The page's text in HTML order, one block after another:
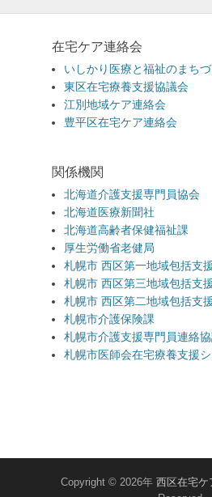
在宅ケア連絡会
いしかり医療と福祉のまち
東区在宅療養支援協議会
江別地域ケア連絡会
豊平区在宅ケア連絡会
関係機関
北海道介護支援専門員協会
北海道医療新聞社
北海道高齢者保健福祉課
厚生労働省老健局
札幌市 西区第一地域包括支
札幌市 西区第三地域包括支
札幌市 西区第二地域包括支
札幌市介護保険課
札幌市介護支援専門員連絡
札幌市医師会在宅療養支援
Copyright © 2026年 西区在宅ケ